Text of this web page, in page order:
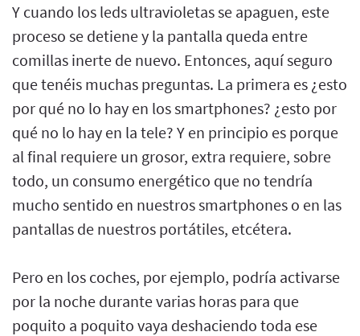
Y cuando los leds ultravioletas se apaguen, este
proceso se detiene y la pantalla queda entre
comillas inerte de nuevo. Entonces, aquí seguro
que tenéis muchas preguntas. La primera es ¿esto
por qué no lo hay en los smartphones? ¿esto por
qué no lo hay en la tele? Y en principio es porque
al final requiere un grosor, extra requiere, sobre
todo, un consumo energético que no tendría
mucho sentido en nuestros smartphones o en las
pantallas de nuestros portátiles, etcétera.
Pero en los coches, por ejemplo, podría activarse
por la noche durante varias horas para que
poquito a poquito vaya deshaciendo toda ese